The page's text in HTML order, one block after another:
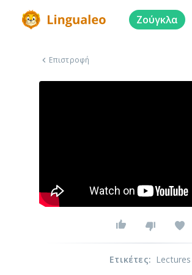
Ζούγκλα
Επιστροφή
Ετικέτες: Lectures